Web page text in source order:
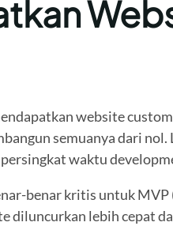
website
semuanya dari
waktu
benar kritis untuk
diluncurkan lebih cepat